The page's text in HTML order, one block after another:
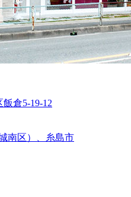
倉5-19-12
南区）、糸島市